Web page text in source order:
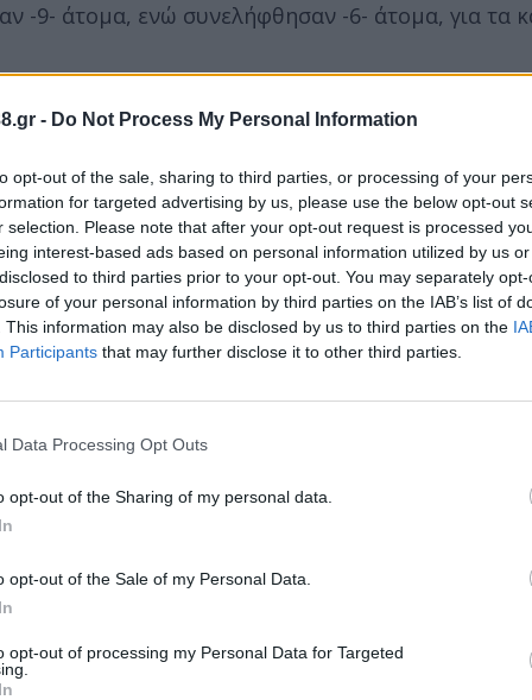
- Do Not Process My Personal Information
opt-out of the sale, sharing to third parties, or processing of your
for targeted advertising by us, please use the below opt-out
selection. Please note that after your opt-out request is processed
interest-based ads based on personal information utilized by us
to third parties prior to your opt-out. You may separately
of your personal information by third parties on the IAB’s list of
This information may also be disclosed by us to third parties on the
Participants that may further disclose it to other third parties.
Data Processing Opt Outs
opt-out of the Sharing of my personal data.
opt-out of the Sale of my Personal Data.
opt-out of processing my Personal Data for Targeted
-9- άτομα, ενώ συνελήφθησαν -6- άτομα, για τα
-6- άτομα, ενώ συνελήφθησαν -4- άτομα, για τα